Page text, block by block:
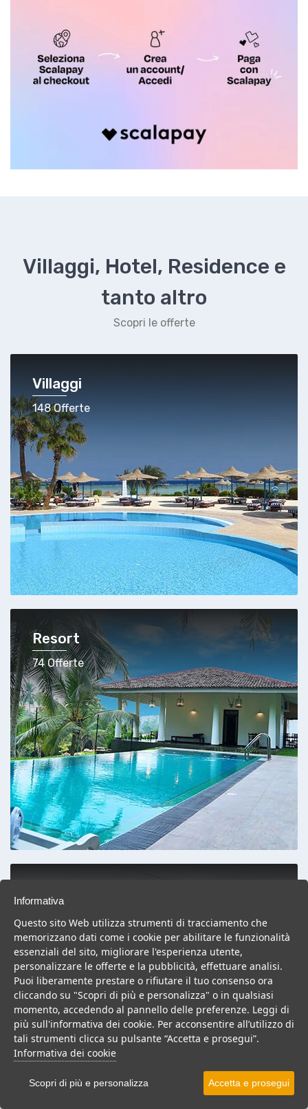
Villaggi, Hotel, Residence e
tanto altro
Scopri le offerte
Villaggi
148 Offerte
Resort
74 Offerte
Hotel
100 Offerte
Informativa
Questo sito Web utilizza strumenti di tracciamento che
memorizzano dati come i cookie per abilitare le funzionalità
essenziali del sito, migliorare l'esperienza utente,
personalizzare le offerte e la pubblicità, effettuare analisi.
Puoi liberamente prestare o rifiutare il tuo consenso ora
cliccando su "Scopri di più e personalizza" o in qualsiasi
momento, accedendo al pannello delle preferenze. Leggi di
più sull'informativa dei cookie. Per acconsentire all’utilizzo di
tali strumenti clicca su pulsante “Accetta e prosegui”.
Informativa dei cookie
Scopri di più e personalizza Accetta e prosegui